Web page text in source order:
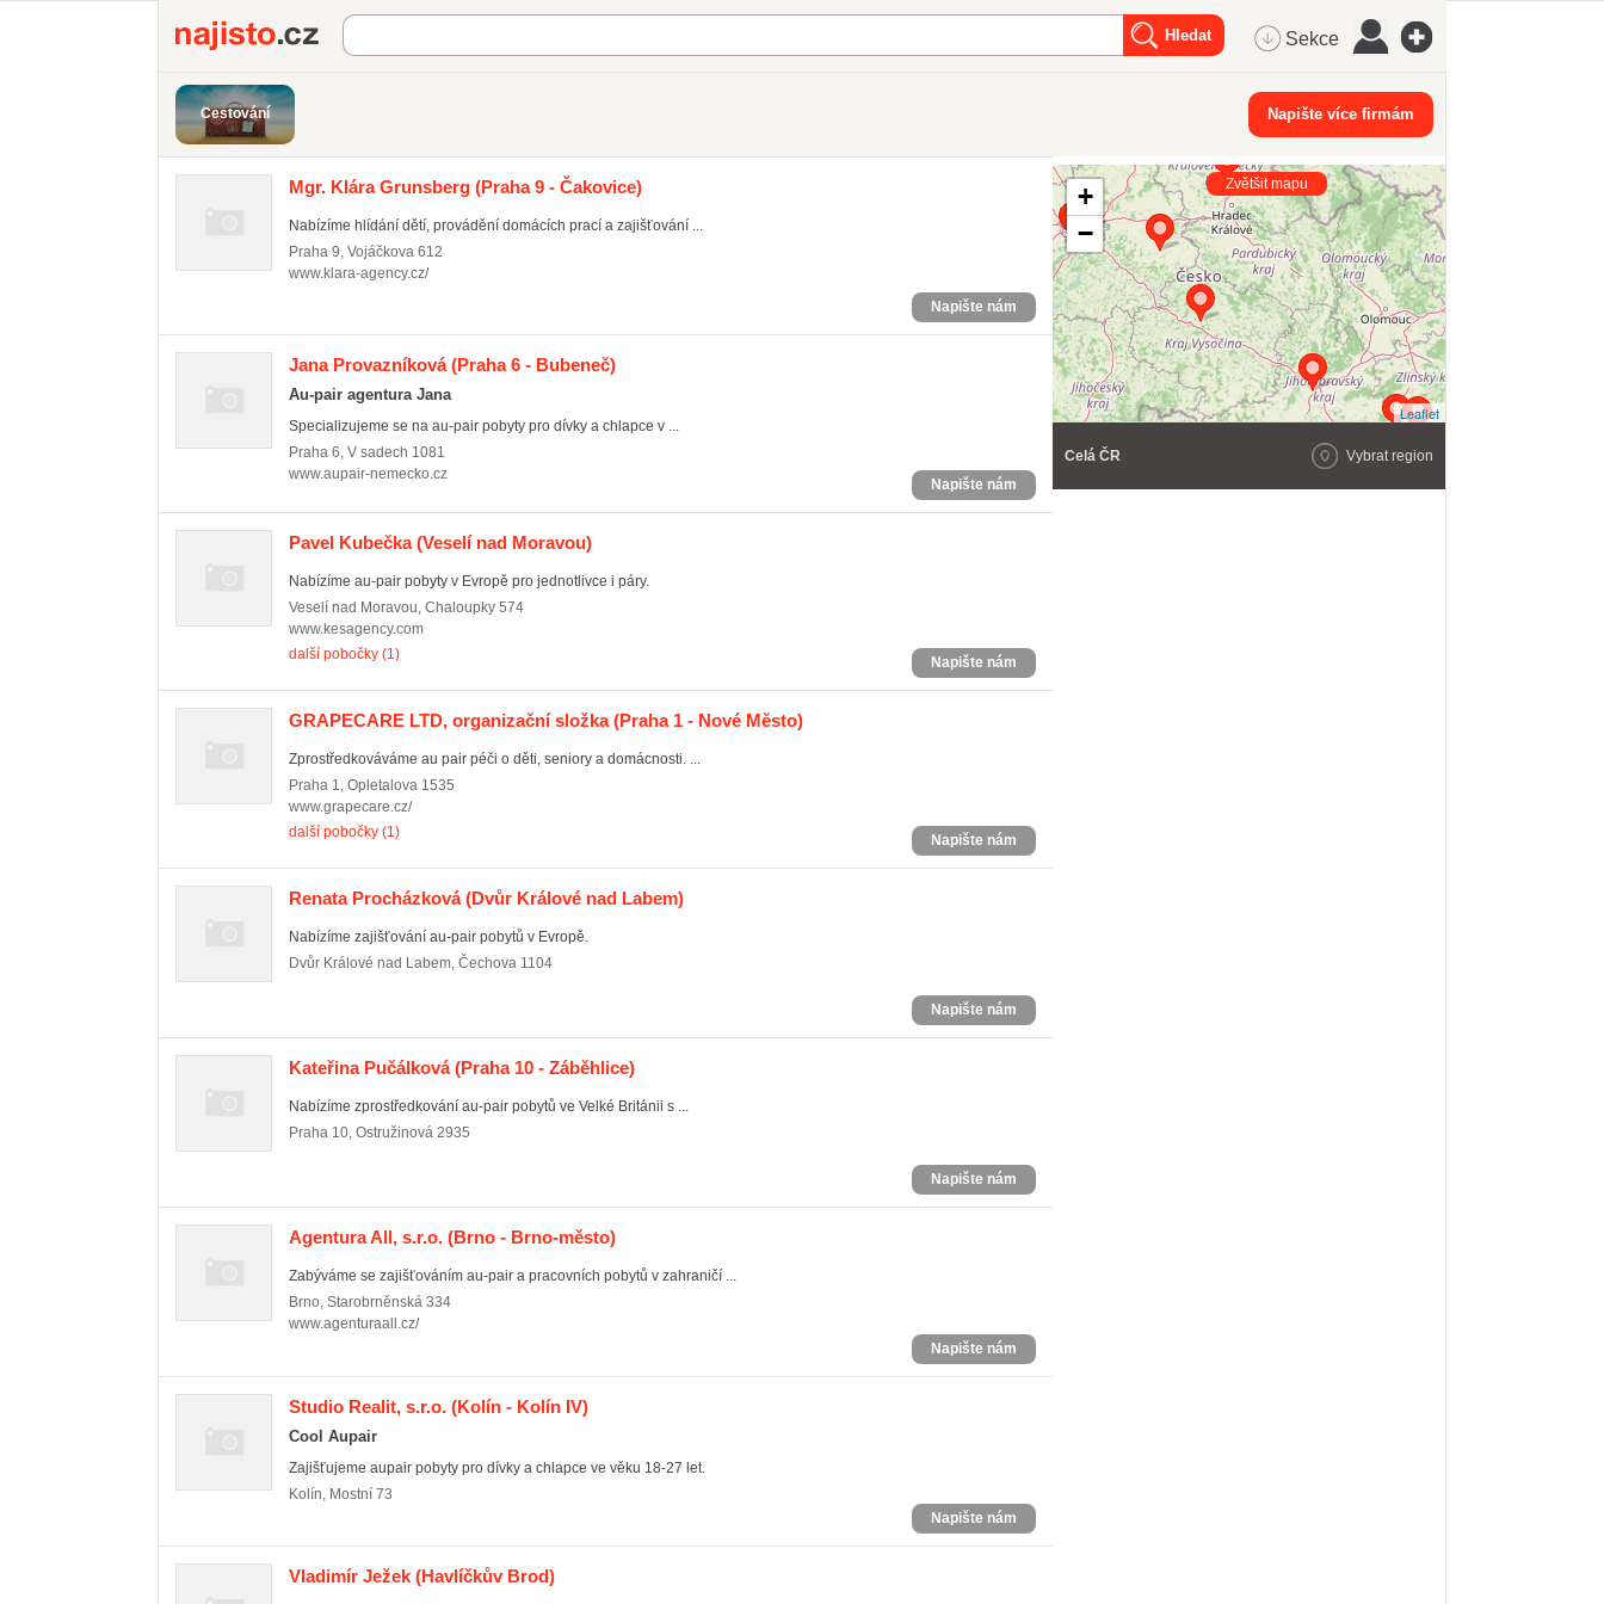
Najisto.cz Sekce
Cestování Napište více firmám
Mgr. Klára Grunsberg (Praha 9 - Čakovice)
Nabízíme hlídání dětí, provádění domácích prací a zajišťování ...
Praha 9, Vojáčkova 612
www.klara-agency.cz/
Napište nám
Jana Provazníková(Praha 6 - Bubeneč)
Au-pair agentura Jana
Specializujeme se na au-pair pobyty pro dívky a chlapce v ...
Praha 6, V sadech 1081
www.aupair-nemecko.cz
Napište nám
Pavel Kubečka(Veselí nad Moravou)
Nabízíme au-pair pobyty v Evropě pro jednotlivce i páry.
Veselí nad Moravou, Chaloupky 574
www.kesagency.com
další pobočky (1)
Napište nám
GRAPECARE LTD, organizační složka(Praha 1 - Nové Město)
Zprostředkováváme au pair péči o děti, seniory a domácnosti. ...
Praha 1, Opletalova 1535
www.grapecare.cz/
další pobočky (1)
Napište nám
Renata Procházková(Dvůr Králové nad Labem)
Nabízíme zajišťování au-pair pobytů v Evropě.
Dvůr Králové nad Labem, Čechova 1104
Napište nám
Kateřina Pučálková(Praha 10 - Záběhlice)
Nabízíme zprostředkování au-pair pobytů ve Velké Británii s ...
Praha 10, Ostružinová 2935
Napište nám
Agentura All, s.r.o. (Brno - Brno-město)
Zabýváme se zajišťováním au-pair a pracovních pobytů v zahraničí ...
Brno, Starobrněnská 334
www.agenturaall.cz/
Napište nám
Studio Realit, s.r.o. (Kolín - Kolín IV)
Cool Aupair
Zajišťujeme aupair pobyty pro dívky a chlapce ve věku 18-27 let.
Kolín, Mostní 73
Napište nám
Vladimír Ježek (Havlíčkův Brod)
+
−
Leaflet
Zvětšit mapu
Celá ČR Vybrat region